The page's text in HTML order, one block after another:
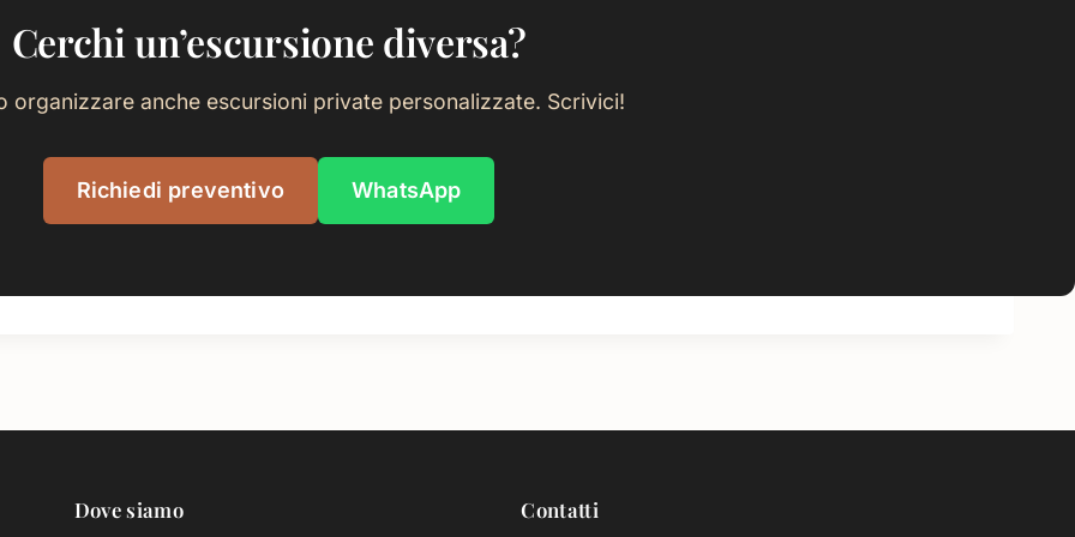
Cerchi un’escursione diversa?
organizzare anche escursioni private personalizzate. Scrivici!
Richiedi preventivo WhatsApp
Dove siamo Contatti